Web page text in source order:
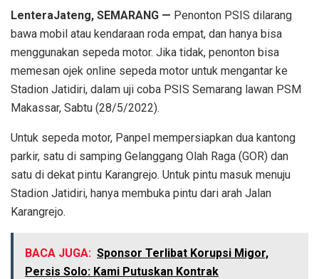
LenteraJateng, SEMARANG — Penonton PSIS dilarang
bawa mobil atau kendaraan roda empat, dan hanya bisa
menggunakan sepeda motor. Jika tidak, penonton bisa
memesan ojek online sepeda motor untuk mengantar ke
Stadion Jatidiri, dalam uji coba PSIS Semarang lawan PSM
Makassar, Sabtu (28/5/2022).
Untuk sepeda motor, Panpel mempersiapkan dua kantong
parkir, satu di samping Gelanggang Olah Raga (GOR) dan
satu di dekat pintu Karangrejo. Untuk pintu masuk menuju
Stadion Jatidiri, hanya membuka pintu dari arah Jalan
Karangrejo.
BACA JUGA: Sponsor Terlibat Korupsi Migor,
Persis Solo: Kami Putuskan Kontrak